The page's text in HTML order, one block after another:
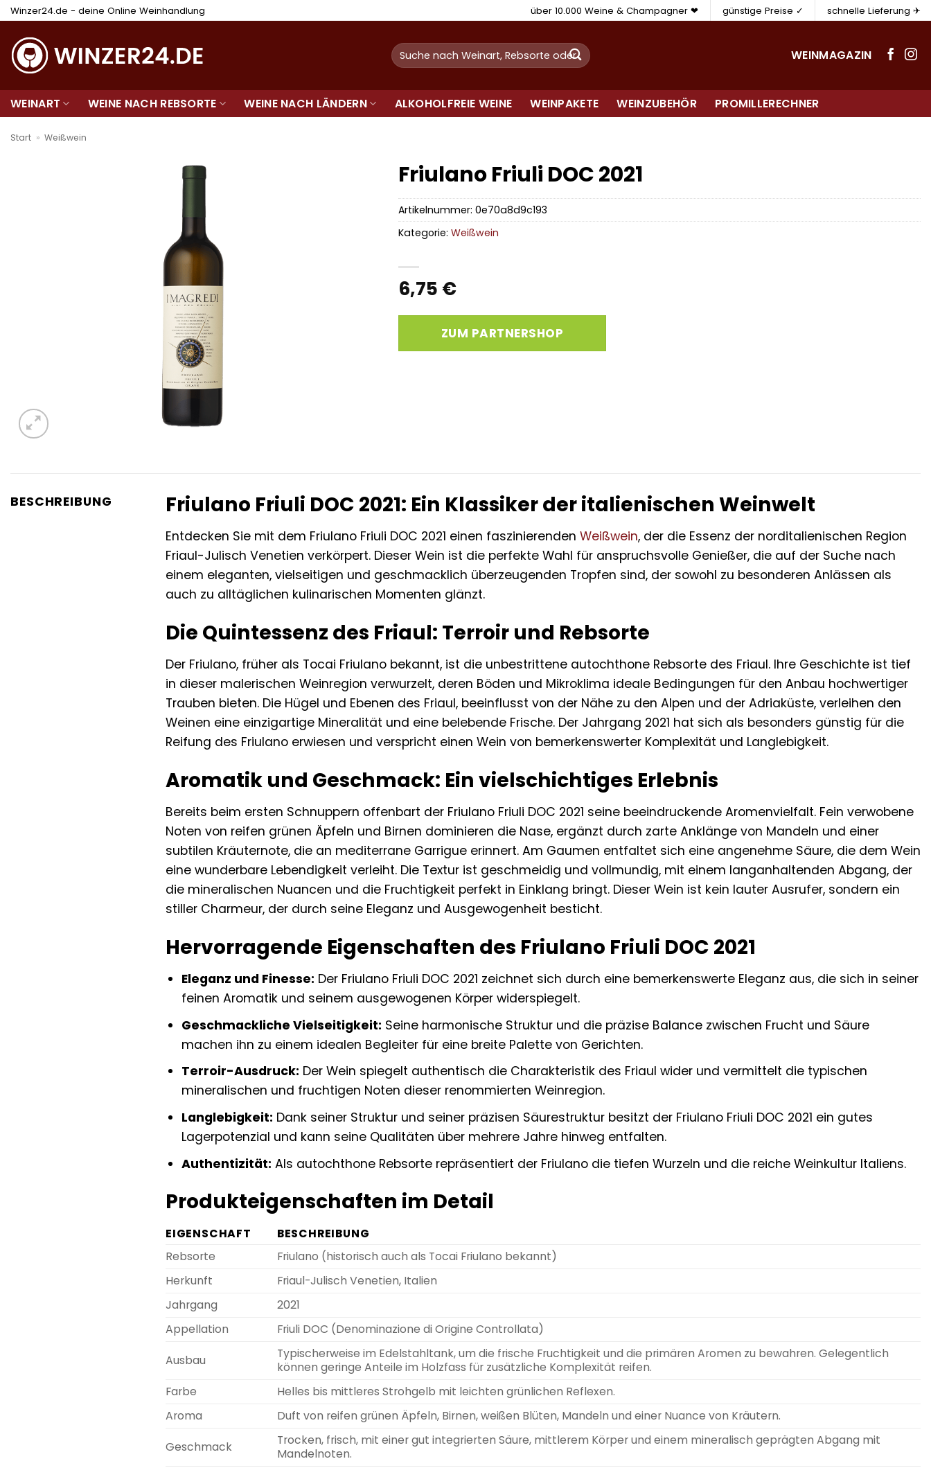
Zum
springen
Winzer24.de - deine Online Weinhandlung über 10.000 Weine & Champagner ❤ günstige Preise ✓ schnelle Lieferung ✈
Suchen
nach:
WEINMAGAZIN
WEINART WEINE NACH REBSORTE WEINE NACH LÄNDERN ALKOHOLFREIE WEINE WEINPAKETE WEINZUBEHÖR PROMILLERECHNER
Start » Weißwein
Friulano Friuli DOC 2021
6,75 €
ZUM PARTNERSHOP
Artikelnummer: 0e70a8d9c193
Kategorie: Weißwein
BESCHREIBUNG Friulano Friuli DOC 2021: Ein Klassiker der italienischen Weinwelt
Entdecken Sie mit dem Friulano Friuli DOC 2021 einen faszinierenden Weißwein, der die Essenz der norditalienischen Region
Friaul-Julisch Venetien verkörpert. Dieser Wein ist die perfekte Wahl für anspruchsvolle Genießer, die auf der Suche nach
einem eleganten, vielseitigen und geschmacklich überzeugenden Tropfen sind, der sowohl zu besonderen Anlässen als
auch zu alltäglichen kulinarischen Momenten glänzt.
Die Quintessenz des Friaul: Terroir und Rebsorte
Der Friulano, früher als Tocai Friulano bekannt, ist die unbestrittene autochthone Rebsorte des Friaul. Ihre Geschichte ist tief
in dieser malerischen Weinregion verwurzelt, deren Böden und Mikroklima ideale Bedingungen für den Anbau hochwertiger
Trauben bieten. Die Hügel und Ebenen des Friaul, beeinflusst von der Nähe zu den Alpen und der Adriaküste, verleihen den
Weinen eine einzigartige Mineralität und eine belebende Frische. Der Jahrgang 2021 hat sich als besonders günstig für die
Reifung des Friulano erwiesen und verspricht einen Wein von bemerkenswerter Komplexität und Langlebigkeit.
Aromatik und Geschmack: Ein vielschichtiges Erlebnis
Bereits beim ersten Schnuppern offenbart der Friulano Friuli DOC 2021 seine beeindruckende Aromenvielfalt. Fein verwobene
Noten von reifen grünen Äpfeln und Birnen dominieren die Nase, ergänzt durch zarte Anklänge von Mandeln und einer
subtilen Kräuternote, die an mediterrane Garrigue erinnert. Am Gaumen entfaltet sich eine angenehme Säure, die dem Wein
eine wunderbare Lebendigkeit verleiht. Die Textur ist geschmeidig und vollmundig, mit einem langanhaltenden Abgang, der
die mineralischen Nuancen und die Fruchtigkeit perfekt in Einklang bringt. Dieser Wein ist kein lauter Ausrufer, sondern ein
stiller Charmeur, der durch seine Eleganz und Ausgewogenheit besticht.
Hervorragende Eigenschaften des Friulano Friuli DOC 2021
Eleganz und Finesse: Der Friulano Friuli DOC 2021 zeichnet sich durch eine bemerkenswerte Eleganz aus, die sich in seiner
feinen Aromatik und seinem ausgewogenen Körper widerspiegelt.
Geschmackliche Vielseitigkeit: Seine harmonische Struktur und die präzise Balance zwischen Frucht und Säure
machen ihn zu einem idealen Begleiter für eine breite Palette von Gerichten.
Terroir-Ausdruck: Der Wein spiegelt authentisch die Charakteristik des Friaul wider und vermittelt die typischen
mineralischen und fruchtigen Noten dieser renommierten Weinregion.
Langlebigkeit: Dank seiner Struktur und seiner präzisen Säurestruktur besitzt der Friulano Friuli DOC 2021 ein gutes
Lagerpotenzial und kann seine Qualitäten über mehrere Jahre hinweg entfalten.
Authentizität: Als autochthone Rebsorte repräsentiert der Friulano die tiefen Wurzeln und die reiche Weinkultur Italiens.
Produkteigenschaften im Detail
EIGENSCHAFT
BESCHREIBUNG
Rebsorte
Friulano (historisch auch als Tocai Friulano bekannt)
Herkunft
Friaul-Julisch Venetien, Italien
Jahrgang
2021
Appellation
Friuli DOC (Denominazione di Origine Controllata)
Ausbau
Typischerweise im Edelstahltank, um die frische Fruchtigkeit und die primären Aromen zu bewahren. Gelegentlich
können geringe Anteile im Holzfass für zusätzliche Komplexität reifen.
Farbe
Helles bis mittleres Strohgelb mit leichten grünlichen Reflexen.
Aroma
Duft von reifen grünen Äpfeln, Birnen, weißen Blüten, Mandeln und einer Nuance von Kräutern.
Geschmack
Trocken, frisch, mit einer gut integrierten Säure, mittlerem Körper und einem mineralisch geprägten Abgang mit
Mandelnoten.